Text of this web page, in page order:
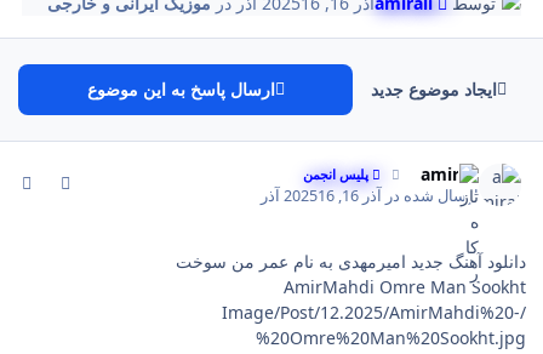
ایجاد موضوع جدید ارسال پاسخ به این موضوع
amirali پلیس انجمن
ارسال شده در آذر 16, 2025 16 آذر
دانلود آهنگ جدید امیرمهدی به نام عمر من سوخت
AmirMahdi Omre Man Sookht
/Image/Post/12.2025/AmirMahdi%20-
%20Omre%20Man%20Sookht.jpg